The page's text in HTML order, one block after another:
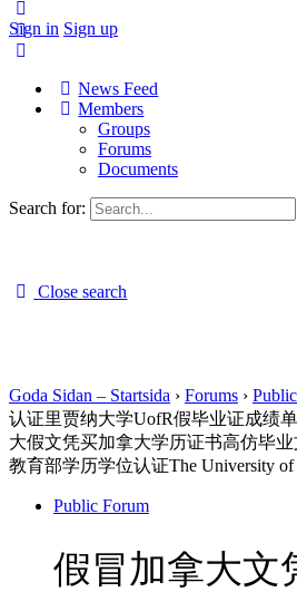
Sign in Sign up
News Feed
Members
Groups
Forums
Documents
Search for:
Close search
Goda Sidan – Startsida › Forums ›
认证里贾纳大学UofR假毕业证成绩
大假文凭买加拿大学历证书高仿毕
教育部学历学位认证The University of
Public Forum
假冒加拿大文